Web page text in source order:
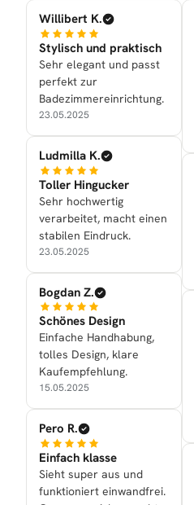
Willibert K.
Stylisch und praktisch
Sehr elegant und passt
perfekt zur
Badezimmereinrichtung.
23.05.2025
Ludmilla K.
Toller Hingucker
Sehr hochwertig
verarbeitet, macht einen
stabilen Eindruck.
23.05.2025
Bogdan Z.
Schönes Design
Einfache Handhabung,
tolles Design, klare
Kaufempfehlung.
15.05.2025
Pero R.
Einfach klasse
Sieht super aus und
funktioniert einwandfrei.